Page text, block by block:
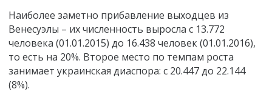
Наиболее заметно прибавление выходцев из
Венесуэлы – их численность выросла с 13.772
человека (01.01.2015) до 16.438 человек (01.01.2016),
то есть на 20%. Второе место по темпам роста
занимает украинская диаспора: с 20.447 до 22.144
(8%).